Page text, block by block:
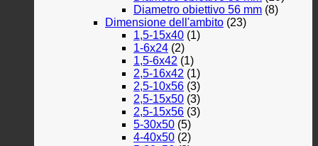
Diametro obiettivo 56 mm (8)
Dimensione dell'ambito (23)
1,5-15x40 (1)
1-6x24 (2)
1,5-6x42 (1)
2,5-16x42 (1)
2,5-10x56 (3)
2,5-15x50 (3)
2,5-15x56 (3)
5-30x50 (5)
4-40x50 (2)